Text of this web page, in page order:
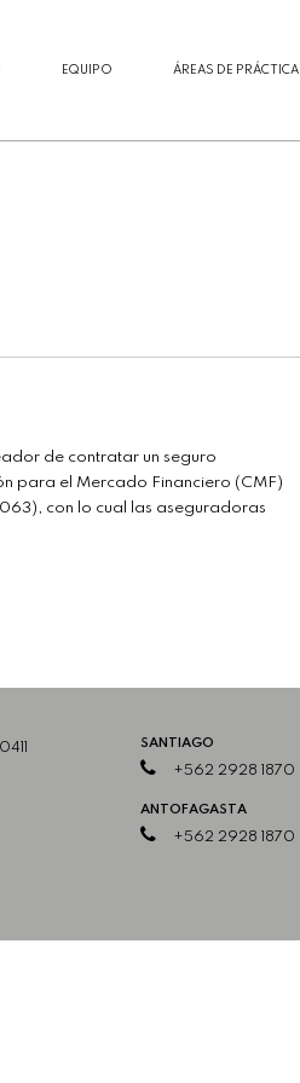
EQUIPO ÁREAS DE PRÁCTICA
de contratar un seguro
para el Mercado Financiero (CMF)
con lo cual las aseguradoras
SANTIAGO
+562 2928 1870
ANTOFAGASTA
+562 2928 1870